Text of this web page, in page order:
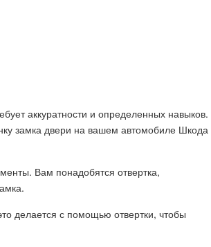
аккуратности и определенных навыков.
замка двери на вашем автомобиле Шкода
Вам понадобятся отвертка,
делается с помощью отвертки, чтобы